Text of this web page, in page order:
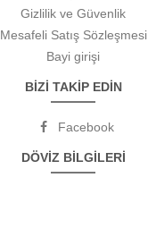
Gizlilik ve Güvenlik
Mesafeli Satış Sözleşmesi
Bayi girişi
BİZİ TAKİP EDİN
Facebook
DÖVİZ BİLGİLERİ